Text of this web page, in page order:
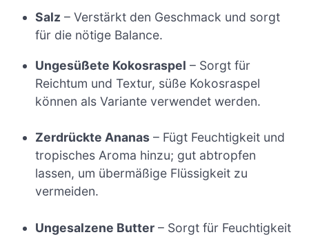
Salz – Verstärkt den Geschmack und sorgt
für die nötige Balance.
Ungesüßete Kokosraspel – Sorgt für
Reichtum und Textur, süße Kokosraspel
können als Variante verwendet werden.
Zerdrückte Ananas – Fügt Feuchtigkeit und
tropisches Aroma hinzu; gut abtropfen
lassen, um übermäßige Flüssigkeit zu
vermeiden.
Ungesalzene Butter – Sorgt für Feuchtigkeit